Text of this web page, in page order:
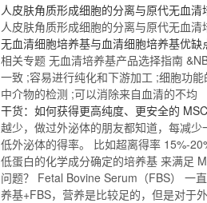
人皮肤角质形成细胞的分离与原代无血清
人皮肤角质形成细胞的分离与原代无血清
无血清细胞培养基与血清细胞培养基优缺
相关专题 无血清培养基产品选择指南
一致 ;容易进行纯化和下游加工 ;细胞功
中介物的检测 ;可以消除来自血清的不均
干货：如何获得更高纯度、更安全的 MSC
越少，做过外泌体的朋友都知道，每减
低外泌体的得率。 比如超离得率 15%-
低蛋白的化学成分确定的培养基 来满足
问题？ Fetal Bovine Serum（FBS） 一
养基+FBS，营养是比较足的，但是对于